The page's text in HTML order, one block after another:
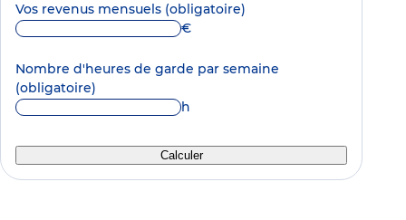
Vos revenus mensuels (obligatoire)
€
Nombre d'heures de garde par semaine
(obligatoire)
h
Calculer